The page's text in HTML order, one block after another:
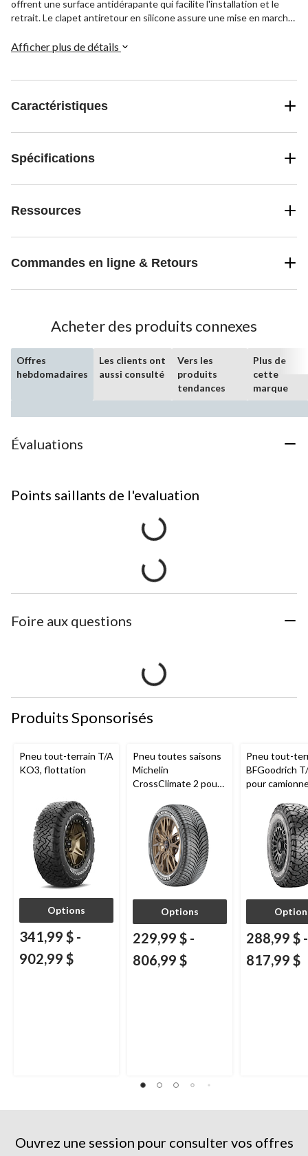
offrent une surface antidérapante qui facilite l'installation et le
retrait. Le clapet antiretour en silicone assure une mise en marche
jusqu'à 24 000 kilomètres.
Afficher plus de détails
Caractéristiques
Spécifications
Ressources
Commandes en ligne & Retours
Acheter des produits connexes
Offres
hebdomadaires
Les clients ont
aussi consulté
Vers les
produits
tendances
Plus de
cette
marque
Évaluations
Points saillants de l'evaluation
Foire aux questions
Produits Sponsorisés
Pneu tout-terrain T/A
KO3, flottation
Options
341,99 $ -
902,99 $
Pneu toutes saisons
Michelin
CrossClimate 2 pour
et multisegments
Options
229,99 $ -
806,99 $
Pneu tout-
BFGoodrich
pour
288,99 $ -
817,99 $
Ouvrez une session pour consulter vos offres